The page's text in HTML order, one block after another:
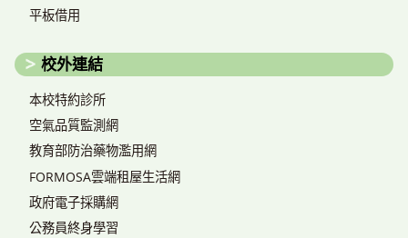
平板借用
校外連結
本校特約診所
空氣品質監測網
教育部防治藥物濫用網
FORMOSA雲端租屋生活網
政府電子採購網
公務員終身學習